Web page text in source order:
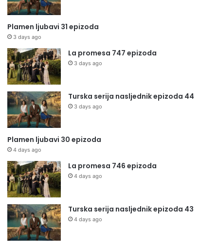
Plamen ljubavi 31 epizoda
3 days ago
La promesa 747 epizoda
3 days ago
Turska serija nasljednik epizoda 44
3 days ago
Plamen ljubavi 30 epizoda
4 days ago
La promesa 746 epizoda
4 days ago
Turska serija nasljednik epizoda 43
4 days ago